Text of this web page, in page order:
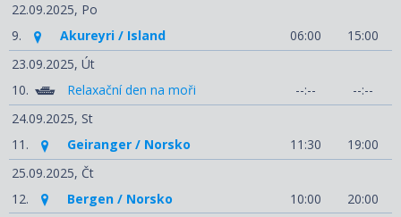
22.09.2025, Po
9.
Akureyri / Island 06:00
15:00
23.09.2025, Út
10.
Relaxační den na moři --:--
--:--
24.09.2025, St
11.
Geiranger / Norsko 11:30
19:00
25.09.2025, Čt
12.
Bergen / Norsko 10:00
20:00